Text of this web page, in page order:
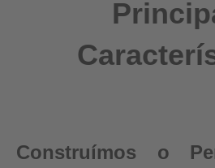
Construímos o